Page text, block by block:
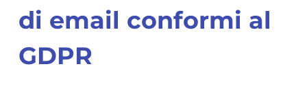
di email conformi al
GDPR